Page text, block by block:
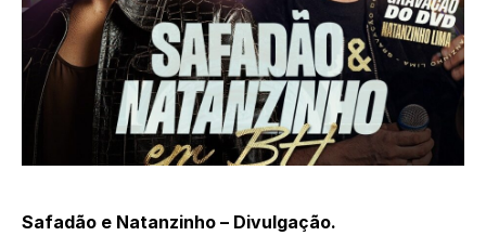
Safadão e Natanzinho – Divulgação.